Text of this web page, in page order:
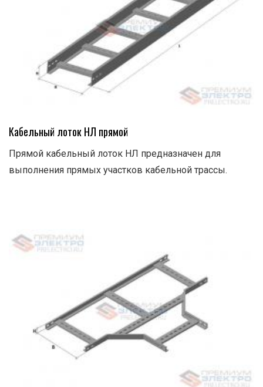
Кабельный лоток НЛ прямой
Прямой кабельный лоток НЛ предназначен для
выполнения прямых участков кабельной трассы.